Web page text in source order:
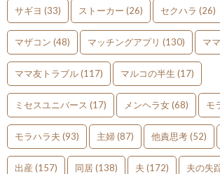
サギヨ (33) ストーカー (26) セクハラ (26)
マザコン (48) マッチングアプリ (130) マ
ママ友トラブル(117) マルコの半生 (17)
ミセスユニバース (17) メンヘラ女(68) モ
モラハラ夫 (93) 主婦(87) 他責思考(52)
出産 (157) 同居(138) 夫 (172) 夫の失